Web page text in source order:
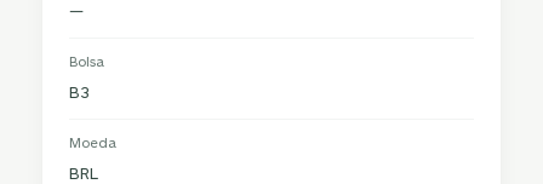
—
Bolsa
B3
Moeda
BRL